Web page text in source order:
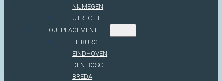
NIJMEGEN
UTRECHT
OUTPLACEMENT
TILBURG
EINDHOVEN
DEN BOSCH
BREDA